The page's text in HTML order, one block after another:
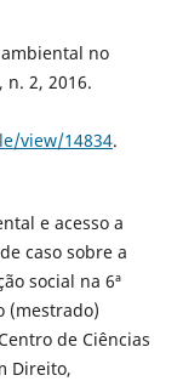
ambiental no
n. 2, 2016.
view/14834.
e acesso a
caso sobre a
social na 6ª
(mestrado)
de Ciências
Direito,